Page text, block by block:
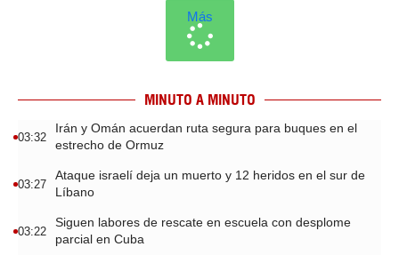
Más
MINUTO A MINUTO
03:32
Irán y Omán acuerdan ruta segura para buques en el
estrecho de Ormuz
03:27
Ataque israelí deja un muerto y 12 heridos en el sur de
Líbano
03:22
Siguen labores de rescate en escuela con desplome
parcial en Cuba